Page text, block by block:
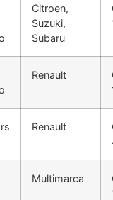
Citroen,
Suzuki,
Subaru
Renault
Renault
Multimarca